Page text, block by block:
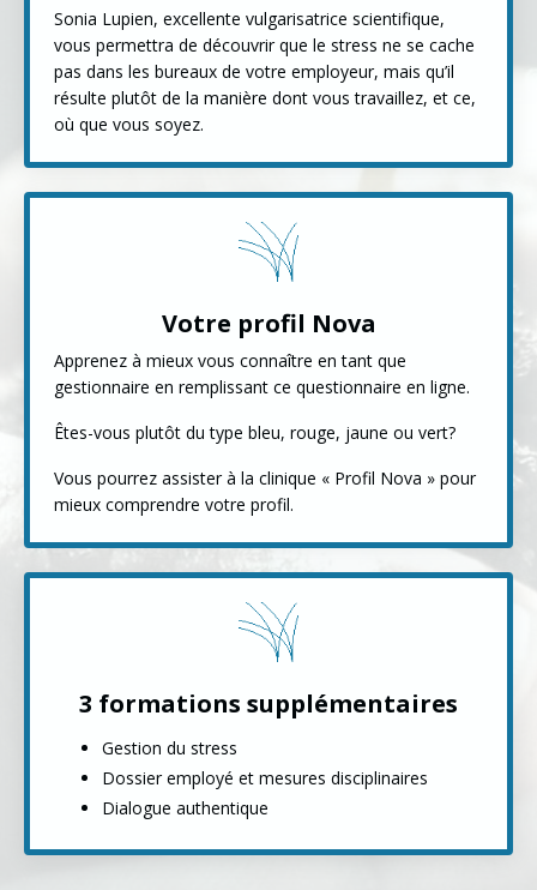
Sonia Lupien, excellente vulgarisatrice scientifique,
vous permettra de découvrir que le stress ne se cache
pas dans les bureaux de votre employeur, mais qu’il
résulte plutôt de la manière dont vous travaillez, et ce,
où que vous soyez.
Votre profil Nova
Apprenez à mieux vous connaître en tant que
gestionnaire en remplissant ce questionnaire en ligne.
Êtes-vous plutôt du type bleu, rouge, jaune ou vert?
Vous pourrez assister à la clinique « Profil Nova » pour
mieux comprendre votre profil.
3 formations supplémentaires
Gestion du stress
Dossier employé et mesures disciplinaires
Dialogue authentique